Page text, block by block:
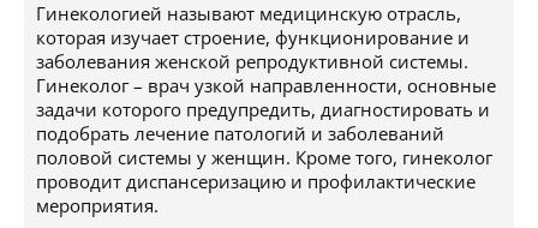
Гинекологией называют медицинскую отрасль,
которая изучает строение, функционирование и
заболевания женской репродуктивной системы.
Гинеколог – врач узкой направленности, основные
задачи которого предупредить, диагностировать и
подобрать лечение патологий и заболеваний
половой системы у женщин. Кроме того, гинеколог
проводит диспансеризацию и профилактические
мероприятия.